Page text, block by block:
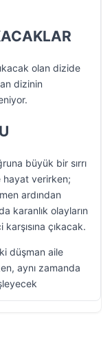
olan dizide
dizinin
büyük bir sırrı
hayat verirken;
ardından
karanlık olayların
çıkacak.
düşman aile
aynı zamanda